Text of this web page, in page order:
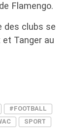
Flamengo.
des clubs se
Tanger au
#FOOTBALL
SPORT